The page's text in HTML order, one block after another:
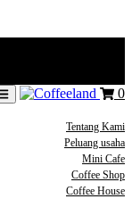
0
Tentang Kami
Peluang usaha
Mini Cafe
Coffee Shop
Coffee House